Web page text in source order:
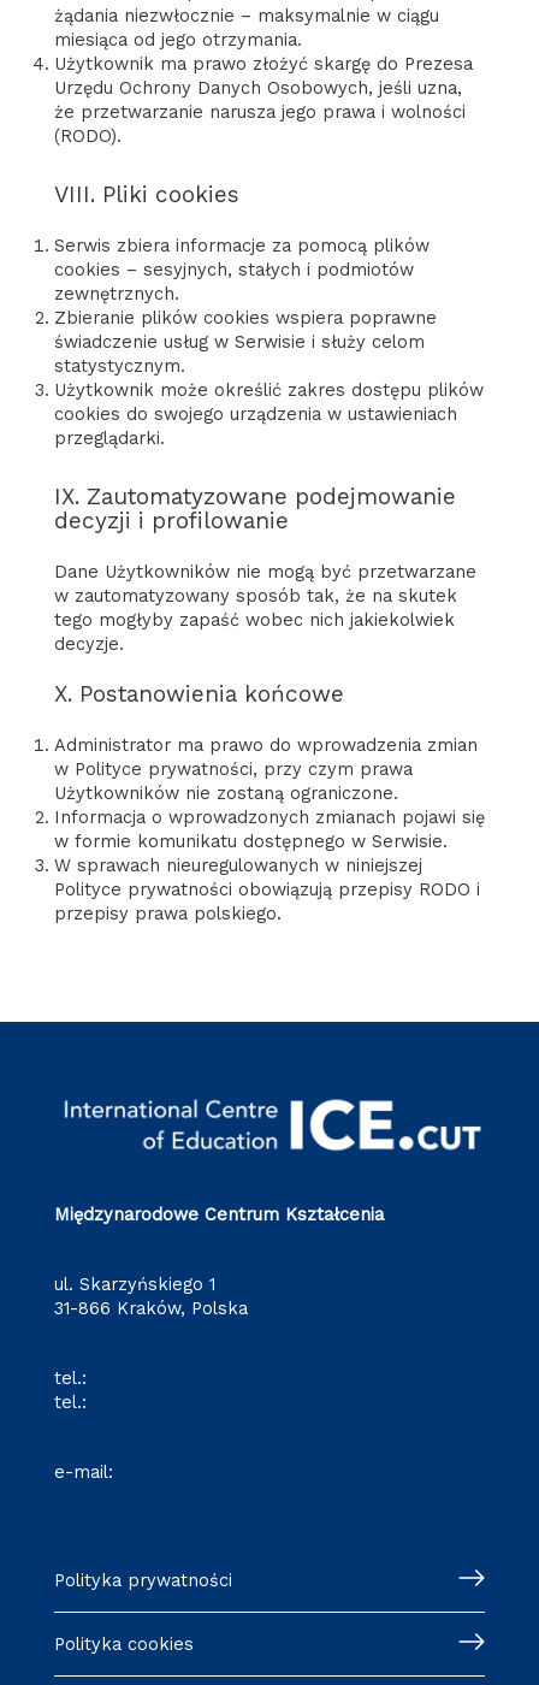
żądania niezwłocznie – maksymalnie w ciągu
miesiąca od jego otrzymania.
Użytkownik ma prawo złożyć skargę do Prezesa
Urzędu Ochrony Danych Osobowych, jeśli uzna,
że przetwarzanie narusza jego prawa i wolności
(RODO).
VIII. Pliki cookies
Serwis zbiera informacje za pomocą plików
cookies – sesyjnych, stałych i podmiotów
zewnętrznych.
Zbieranie plików cookies wspiera poprawne
świadczenie usług w Serwisie i służy celom
statystycznym.
Użytkownik może określić zakres dostępu plików
cookies do swojego urządzenia w ustawieniach
przeglądarki.
IX. Zautomatyzowane podejmowanie
decyzji i profilowanie
Dane Użytkowników nie mogą być przetwarzane
w zautomatyzowany sposób tak, że na skutek
tego mogłyby zapaść wobec nich jakiekolwiek
decyzje.
X. Postanowienia końcowe
Administrator ma prawo do wprowadzenia zmian
w Polityce prywatności, przy czym prawa
Użytkowników nie zostaną ograniczone.
Informacja o wprowadzonych zmianach pojawi się
w formie komunikatu dostępnego w Serwisie.
W sprawach nieuregulowanych w niniejszej
Polityce prywatności obowiązują przepisy RODO i
przepisy prawa polskiego.
Międzynarodowe Centrum Kształcenia
ul. Skarzyńskiego 1
31-866 Kraków, Polska
tel.:
tel.:
e-mail:
Polityka prywatności
Polityka cookies